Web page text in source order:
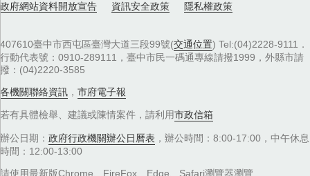
政府網站資料開放宣告 資訊安全政策 隱私權政策
407610臺中市西屯區臺灣大道三段99號(交通位置) Tel:(04)2228-9111．
行動代表號：0910-289111，臺中市民一碼通專線請撥1999，外縣市請
撥：(04)2220-3585
各機關聯絡資訊 ， 市府電子報
若有具體檢舉、建議或陳情案件，請利用市政信箱
辦公日期： 政府行政機關辦公日曆表 ，辦公時間：8:00-17:00，中午休息
時間：12:00-13:00
請使用最新版Chrome、FireFox、Edge、Safari瀏覽器瀏覽